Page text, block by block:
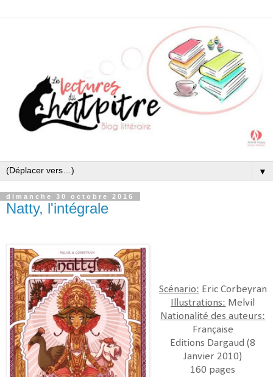
▼
dimanche 30 octobre 2016
Natty, l'intégrale
Scénario: Eric Corbeyran
Illustrations: Melvil
Nationalité des auteurs:
Française
Editions Dargaud (8
Janvier 2010)
160 pages